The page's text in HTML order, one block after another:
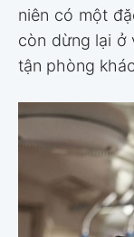
niên có một
còn dừng lại ở
tận phòng